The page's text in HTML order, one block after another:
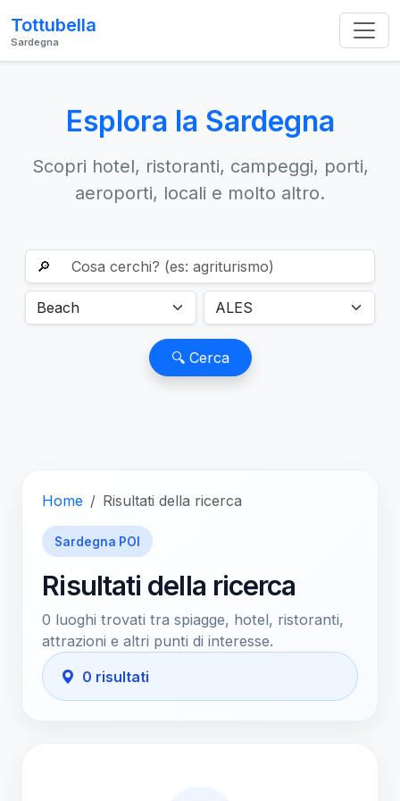
Tottubella
Sardegna
Esplora la Sardegna
Scopri hotel, ristoranti, campeggi, porti,
aeroporti, locali e molto altro.
🔎
🔍 Cerca
Home Risultati della ricerca
Sardegna POI
Risultati della ricerca
0 luoghi trovati tra spiagge, hotel, ristoranti,
attrazioni e altri punti di interesse.
0 risultati